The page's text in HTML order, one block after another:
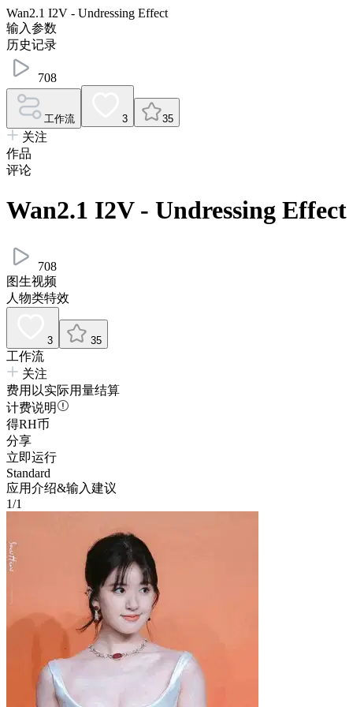
Wan2.1 I2V - Undressing Effect
输入参数
历史记录
708
工作流 3 35
关注
作品
评论
Wan2.1 I2V - Undressing Effect
708
图生视频
人物类特效
3 35
工作流
关注
费用以实际用量结算
计费说明
得RH币
分享
立即运行
Standard
应用介绍&输入建议
1/1